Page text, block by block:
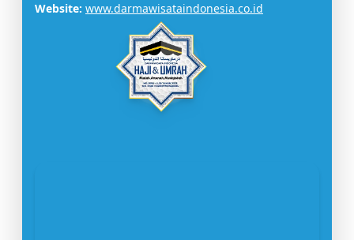
Website: www.darmawisataindonesia.co.id